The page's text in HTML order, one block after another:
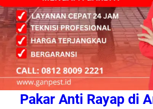
Pakar Anti Rayap di